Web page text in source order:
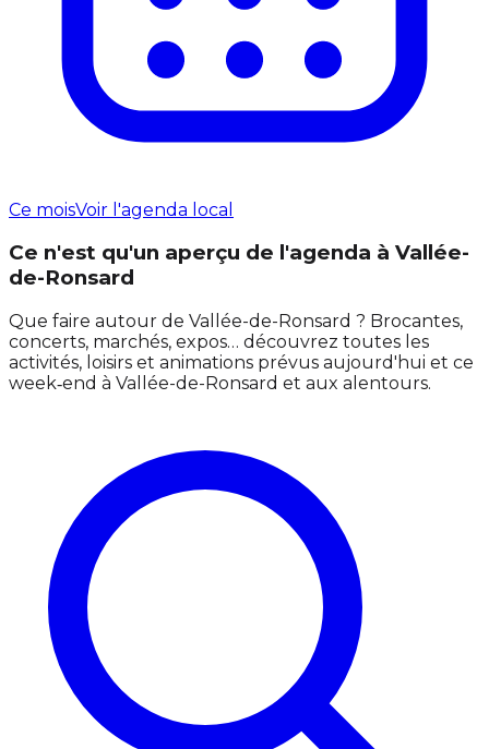
Ce moisVoir l'agenda local
Ce n'est qu'un aperçu de l'agenda à Vallée-
de-Ronsard
Que faire autour de Vallée-de-Ronsard ? Brocantes,
concerts, marchés, expos… découvrez toutes les
activités, loisirs et animations prévus aujourd'hui et ce
week‑end à Vallée-de-Ronsard et aux alentours.